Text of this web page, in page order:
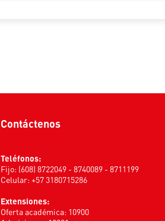
Contáctenos
Teléfonos:
Fijo: (608) 8722049 - 8740089 - 8711199
Celular: +57 3180715286
Extensiones:
Oferta académica: 10900